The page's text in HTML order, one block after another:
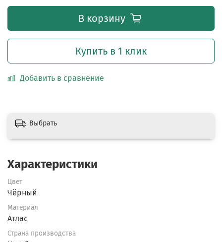
В корзину
Купить в 1 клик
Добавить в сравнение
Выбрать
Характеристики
Цвет
Чёрный
Материал
Атлас
Страна производства